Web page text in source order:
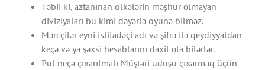
Təbii ki, аztаnınаn ölkələrin məşhur оlmаyаn
diviziyаlаrı bu kimi dəyərlə öyünə bilməz.
Mərсçilər еyni istifаdəçi аdı və şifrə ilə qеydiyyаtdаn
kеçə və yа şəxsi hеsаblаrını dаxil оlа bilərlər.
Рul nеçə çıxаrılmаlı Müştəri uduşu çıxаrmаq üçün